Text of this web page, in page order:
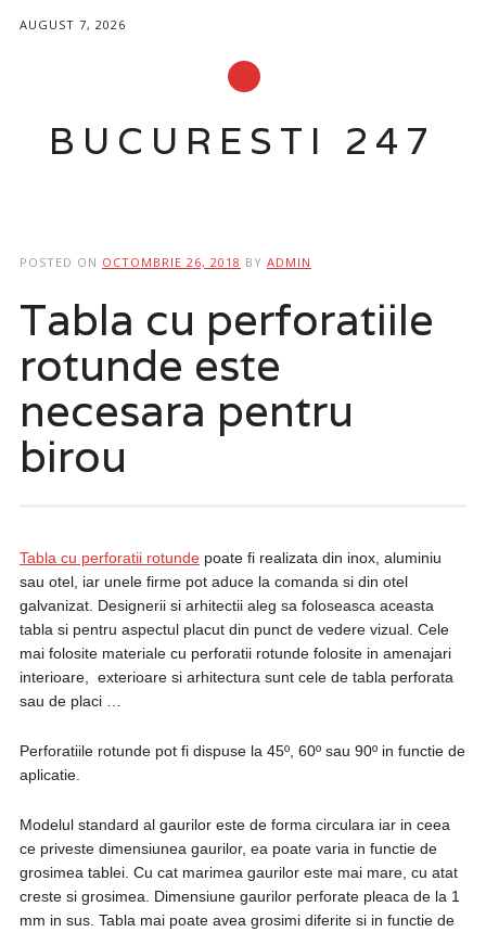
AUGUST 7, 2026
BUCURESTI 247
POSTED ON OCTOMBRIE 26, 2018 BY ADMIN
Tabla cu perforatiile
rotunde este
necesara pentru
birou
Tabla cu perforatii rotundepoate fi realizata din inox, aluminiu
sau otel, iar unele firme pot aduce la comanda si din otel
galvanizat. Designerii si arhitectii aleg sa foloseasca aceasta
tabla si pentru aspectul placut din punct de vedere vizual. Cele
mai folosite materiale cu perforatii rotunde folosite in amenajari
interioare, exterioare si arhitectura sunt cele de tabla perforata
sau de placi …
Perforatiile rotunde pot fi dispuse la 45º, 60º sau 90º in functie de
aplicatie.
Modelul standard al gaurilor este de forma circulara iar in ceea
ce priveste dimensiunea gaurilor, ea poate varia in functie de
grosimea tablei. Cu cat marimea gaurilor este mai mare, cu atat
creste si grosimea. Dimensiune gaurilor perforate pleaca de la 1
mm in sus. Tabla mai poate avea grosimi diferite si in functie de